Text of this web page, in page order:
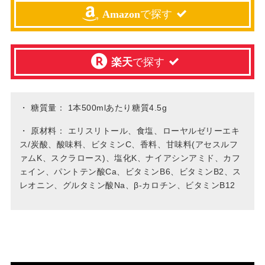
Amazonで探す
楽天で探す
・ 糖質量： 1本500mlあたり糖質4.5g
・
原材料： エリスリトール、食塩、ローヤルゼリーエキ
ス/炭酸、酸味料、ビタミンC、香料、甘味料(アセスルフ
ァムK、スクラロース)、塩化K、ナイアシンアミド、カフ
ェイン、パントテン酸Ca、ビタミンB6、ビタミンB2、ス
レオニン、グルタミン酸Na、β-カロチン、ビタミンB12